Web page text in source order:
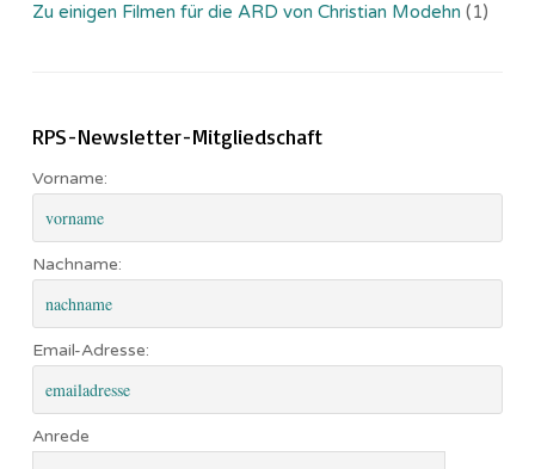
Zu einigen Filmen für die ARD von Christian Modehn (1)
RPS-Newsletter-Mitgliedschaft
Vorname:
Nachname:
Email-Adresse:
Anrede